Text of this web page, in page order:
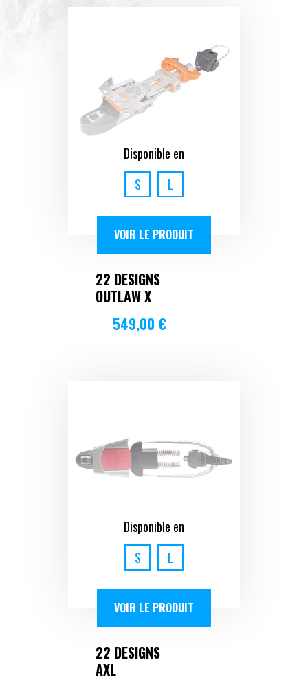
Disponible en
S
L
VOIR LE PRODUIT
22 DESIGNS
OUTLAW X
549,00 €
Disponible en
S
L
VOIR LE PRODUIT
22 DESIGNS
AXL